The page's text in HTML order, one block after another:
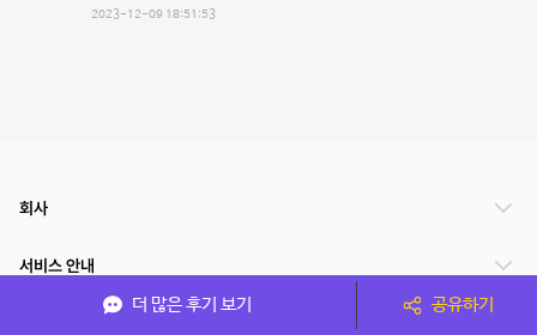
2023-12-09 18:51:53
더 많은 후기 보기 공유하기
회사
서비스 안내